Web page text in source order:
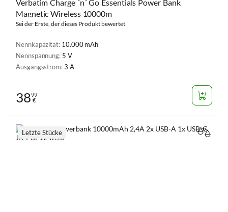
Verbatim Charge ´n´ Go Essentials Power Bank
Magnetic Wireless 10000m
Sei der Erste, der dieses Produkt bewertet
Nennkapazität: 10.000 mAh
Nennspannung: 5 V
Ausgangsstrom:3 A
3899
€
Letzte Stücke